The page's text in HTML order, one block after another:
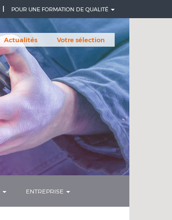
POUR UNE FORMATION DE QUALITÉ
Actualités Votre sélection
ENTREPRISE